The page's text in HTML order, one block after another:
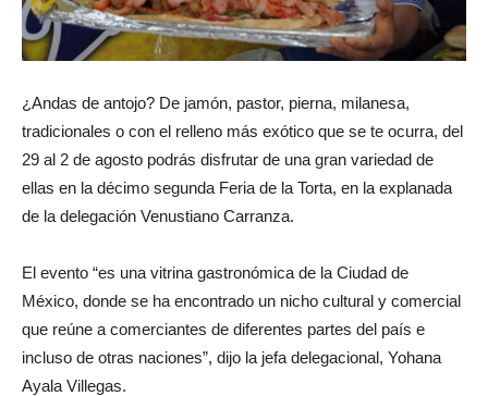
¿Andas de antojo? De jamón, pastor, pierna, milanesa,
tradicionales o con el relleno más exótico que se te ocurra, del
29 al 2 de agosto podrás disfrutar de una gran variedad de
ellas en la décimo segunda Feria de la Torta, en la explanada
de la delegación Venustiano Carranza.
El evento “es una vitrina gastronómica de la Ciudad de
México, donde se ha encontrado un nicho cultural y comercial
que reúne a comerciantes de diferentes partes del país e
incluso de otras naciones”, dijo la jefa delegacional, Yohana
Ayala Villegas.